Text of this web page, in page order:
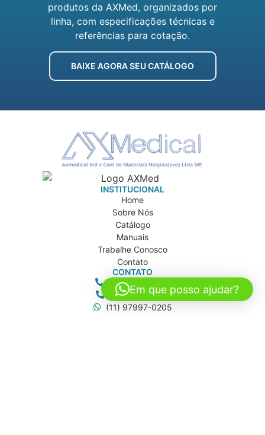
produtos da AXMed, organizados por
linha, com especificações técnicas e
referências para cotação.
BAIXE AGORA SEU CATÁLOGO
INSTITUCIONAL
Home
Sobre Nós
Catálogo
Manuais
Trabalhe Conosco
Contato
CONTATO
(11) 5642-0302
(11) 5641-6213
(11) 97997-0205
Em que posso ajudar?